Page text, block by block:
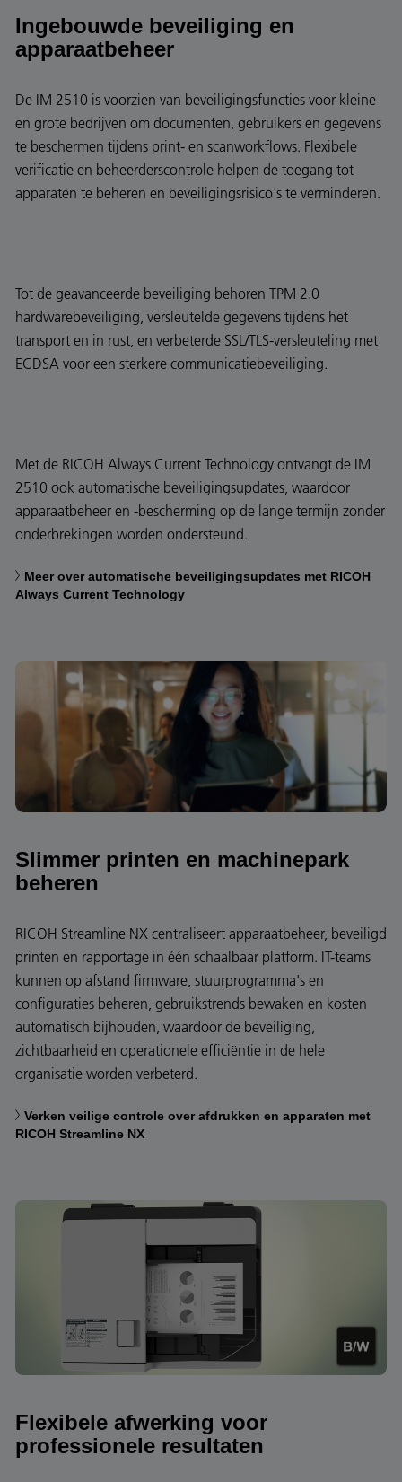
Ingebouwde beveiliging en
apparaatbeheer
De IM 2510 is voorzien van beveiligingsfuncties voor kleine
en grote bedrijven om documenten, gebruikers en gegevens
te beschermen tijdens print- en scanworkflows. Flexibele
verificatie en beheerderscontrole helpen de toegang tot
apparaten te beheren en beveiligingsrisico's te verminderen.
Tot de geavanceerde beveiliging behoren TPM 2.0
hardwarebeveiliging, versleutelde gegevens tijdens het
transport en in rust, en verbeterde SSL/TLS-versleuteling met
ECDSA voor een sterkere communicatiebeveiliging.
Met de RICOH Always Current Technology ontvangt de IM
2510 ook automatische beveiligingsupdates, waardoor
apparaatbeheer en -bescherming op de lange termijn zonder
onderbrekingen worden ondersteund.
Meer over automatische beveiligingsupdates met RICOH
Always Current Technology
Slimmer printen en machinepark
beheren
RICOH Streamline NX centraliseert apparaatbeheer, beveiligd
printen en rapportage in één schaalbaar platform. IT-teams
kunnen op afstand firmware, stuurprogramma's en
configuraties beheren, gebruikstrends bewaken en kosten
automatisch bijhouden, waardoor de beveiliging,
zichtbaarheid en operationele efficiëntie in de hele
organisatie worden verbeterd.
Verken veilige controle over afdrukken en apparaten met
RICOH Streamline NX
Flexibele afwerking voor
professionele resultaten